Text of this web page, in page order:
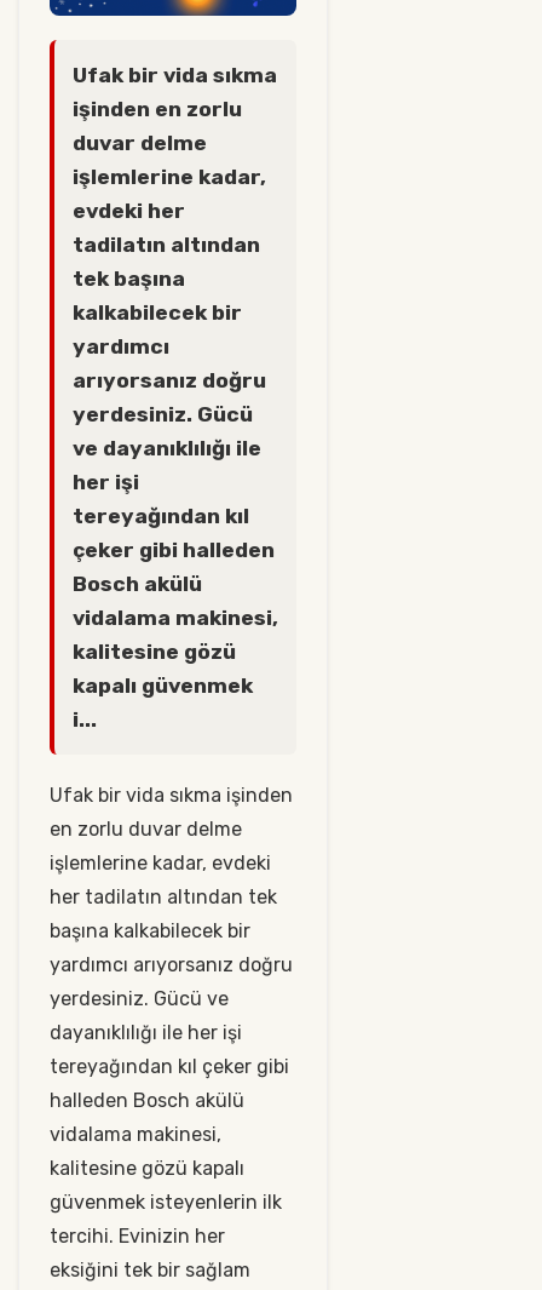
Ufak bir vida sıkma
işinden en zorlu
duvar delme
işlemlerine kadar,
evdeki her
tadilatın altından
tek başına
kalkabilecek bir
yardımcı
arıyorsanız doğru
yerdesiniz. Gücü
ve dayanıklılığı ile
her işi
tereyağından kıl
çeker gibi halleden
Bosch akülü
vidalama makinesi,
kalitesine gözü
kapalı güvenmek
i...
Ufak bir vida sıkma işinden
en zorlu duvar delme
işlemlerine kadar, evdeki
her tadilatın altından tek
başına kalkabilecek bir
yardımcı arıyorsanız doğru
yerdesiniz. Gücü ve
dayanıklılığı ile her işi
tereyağından kıl çeker gibi
halleden Bosch akülü
vidalama makinesi,
kalitesine gözü kapalı
güvenmek isteyenlerin ilk
tercihi. Evinizin her
eksiğini tek bir sağlam